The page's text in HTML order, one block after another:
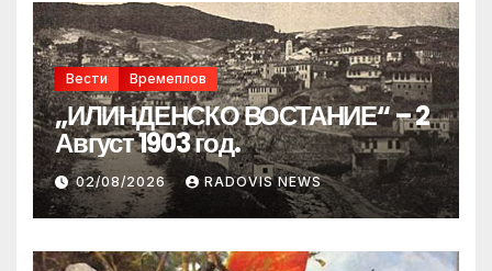
Вести Времеплов
„ИЛИНДЕНСКО ВОСТАНИЕ“ – 2
Август 1903 год.
02/08/2026 RADOVIS NEWS